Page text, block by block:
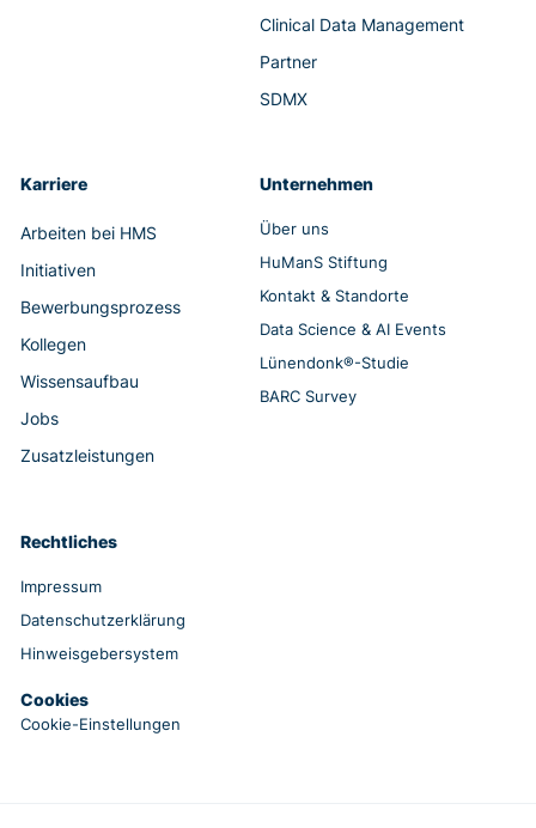
Clinical Data Management
Partner
SDMX
Karriere
Arbeiten bei HMS
Initiativen
Bewerbungsprozess
Kollegen
Wissensaufbau
Jobs
Zusatzleistungen
Unternehmen
Über uns
HuManS Stiftung
Kontakt & Standorte
Data Science & AI Events
Lünendonk®-Studie
BARC Survey
Rechtliches
Impressum
Datenschutzerklärung
Hinweisgebersystem
Cookies
Cookie-Einstellungen